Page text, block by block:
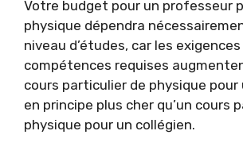
Votre budget pour un professeur
physique dépendra
niveau d’études, car les
compétences requises
cours particulier de physique pour
en principe plus cher qu’un cours
physique pour un collégien.